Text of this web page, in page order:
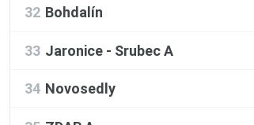
32 Bohdalín
33 Jaronice - Srubec A
34 Novosedly